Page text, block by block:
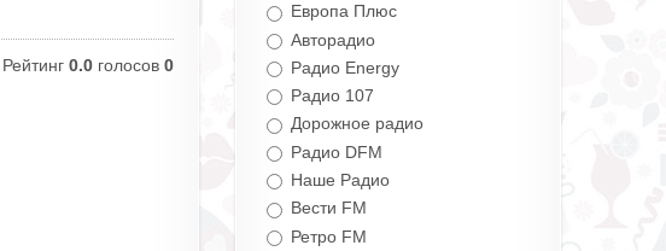
Рейтинг 0.0 голосов 0
Европа Плюс
Авторадио
Радио Energy
Радио 107
Дорожное радио
Радио DFM
Наше Радио
Вести FM
Ретро FM